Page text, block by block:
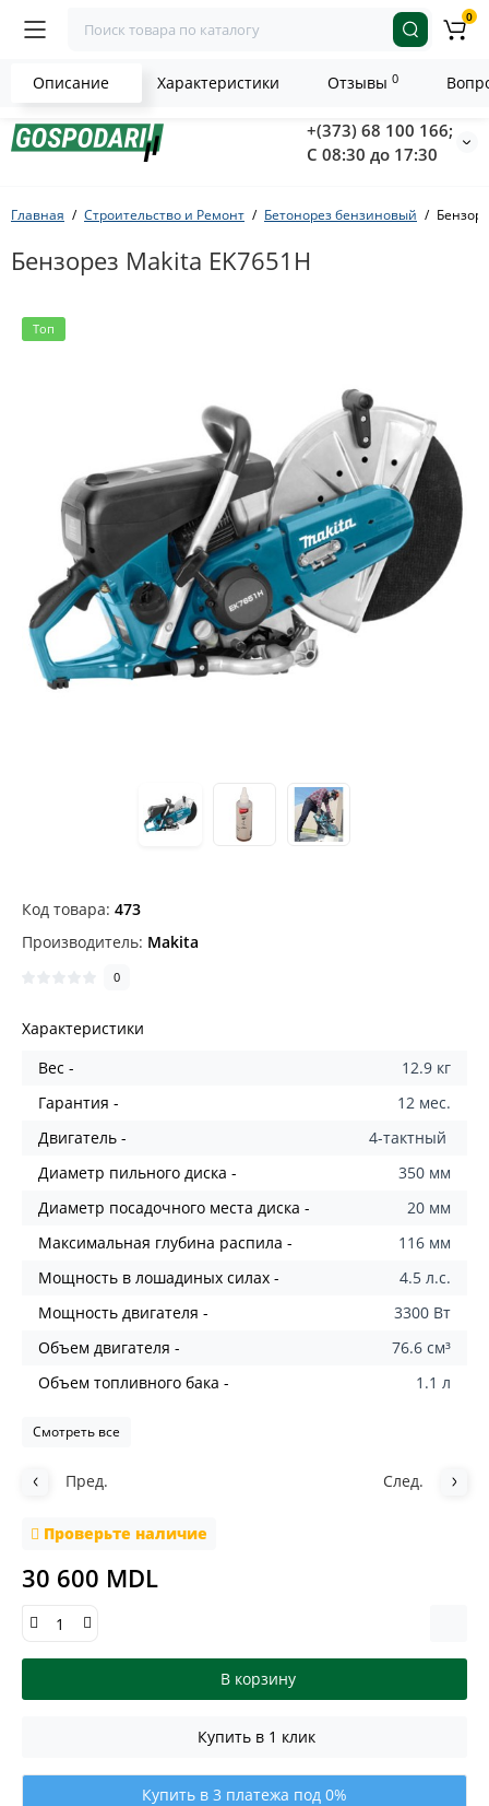
+(373) 68 100 166;
С 08:30 до 17:30
0
Главная Строительство и Ремонт Бетонорез бензиновый
Бензорез Makita EK7651H
Топ
Код товара: 473
Производитель: Makita
0
Характеристики
Вес -
12.9 кг
Гарантия -
12 мес.
Двигатель -
4-тактный
Диаметр пильного диска -
350 мм
Диаметр посадочного места диска -
20 мм
Максимальная глубина распила -
116 мм
Мощность в лошадиных силах -
4.5 л.с.
Мощность двигателя -
3300 Вт
Объем двигателя -
76.6 см³
Объем топливного бака -
1.1 л
Смотреть все
Пред. След.
Проверьте наличие
30 600 MDL
В корзину
Купить в 1 клик
Купить в 3 платежа под 0%
Описание Характеристики Отзывы 0